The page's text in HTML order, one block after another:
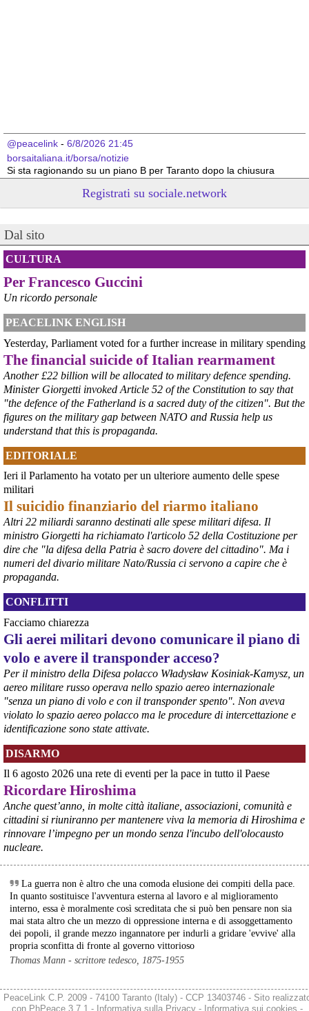
@peacelink - 6/8/2026 21:45
borsaitaliana.it/borsa/notizie
Si sta ragionando su un piano B per Taranto dopo la chiusura
cronachetarantine.it/index.php
il Governo ha manifestato l’intenzione di predisporre un
provvedimento straordinario per attenuare le conseguenze
economiche e sociali della prevista fermata dell’area a caldo e ha
chiesto alle rappresentanze del territorio di formulare proposte
concrete per definirne i contenuti. Casartigiani valuta positivamente
#ILVA #Taranto
@peacelink
6/8/2026 21:36
giornalerossoblu.it/ex-ilva-sc
Nel tavolo convocato al Ministero delle Imprese e del Made in Italy,
il Governo ha annunciato l’intenzione di predisporre un
provvedimento straordinario per attenuare le conseguenze
economiche e sociali dello stop dell’area a caldo, invitando le
rappresentanze del territorio a presentare proposte operative.
#ILVA #Taranto
Ultimi cento milioni di euro per l’ex Ilva, poi non saranno più
possibili nuovi aiuti di Stato. Lo ha confermato il ministro Adolfo
Urso durante l’incontro al Mimit con le imprese dell’indotto: la
tranche conclusiva del prestito autorizzato dall’Unione europea
dovrà essere erogata entro il 9 agosto e restituita dal futuro
acquirente.
Fonte: Studio100
#ILVA #UE
@peacelink - 6/8/2026 21:08
Il governatore di Puglia Decaro esce dal vertice al Mimit più
preoccupato di come era entrato, lamentando l’assenza di certezze
sulla procedura di gara e ribadendo la necessità di un ruolo diretto
dello Stato.
Anche il sindaco di Taranto, Bitetti, chiede un piano industriale
chiaro, garanzie sulla salute e strumenti di tutela per i lavoratori
dell’area a freddo. La Provincia parla di un tavolo “senza decisioni”.
Fonte: Cronache Tarantine
@peacelink - 6/8/2026 21:08
Registrati su sociale.network
Dal sito
CULTURA
Per Francesco Guccini
Un ricordo personale
PEACELINK ENGLISH
Yesterday, Parliament voted for a further increase in military spending
The financial suicide of Italian rearmament
Another £22 billion will be allocated to military defence spending.
Minister Giorgetti invoked Article 52 of the Constitution to say that
"the defence of the Fatherland is a sacred duty of the citizen". But the
figures on the military gap between NATO and Russia help us
understand that this is propaganda.
EDITORIALE
Ieri il Parlamento ha votato per un ulteriore aumento delle spese
militari
Il suicidio finanziario del riarmo italiano
Altri 22 miliardi saranno destinati alle spese militari difesa. Il
ministro Giorgetti ha richiamato l'articolo 52 della Costituzione per
dire che "la difesa della Patria è sacro dovere del cittadino". Ma i
numeri del divario militare Nato/Russia ci servono a capire che è
propaganda.
CONFLITTI
Facciamo chiarezza
Gli aerei militari devono comunicare il piano di
volo e avere il transponder acceso?
Per il ministro della Difesa polacco Władysław Kosiniak-Kamysz, un
aereo militare russo operava nello spazio aereo internazionale
"senza un piano di volo e con il transponder spento". Non aveva
violato lo spazio aereo polacco ma le procedure di intercettazione e
identificazione sono state attivate.
DISARMO
Il 6 agosto 2026 una rete di eventi per la pace in tutto il Paese
Ricordare Hiroshima
Anche quest’anno, in molte città italiane, associazioni, comunità e
cittadini si riuniranno per mantenere viva la memoria di Hiroshima e
rinnovare l’impegno per un mondo senza l'incubo dell'olocausto
nucleare.
La guerra non è altro che una comoda elusione dei compiti della pace.
In quanto sostituisce l'avventura esterna al lavoro e al miglioramento
interno, essa è moralmente così screditata che si può ben pensare non sia
mai stata altro che un mezzo di oppressione interna e di assoggettamento
dei popoli, il grande mezzo ingannatore per indurli a gridare 'evvive' alla
propria sconfitta di fronte al governo vittorioso
Thomas Mann - scrittore tedesco, 1875-1955
PeaceLink C.P. 2009 - 74100 Taranto (Italy) - CCP 13403746 - Sito
con PhPeace 3.7.1 - Informativa sulla Privacy- Informativa sui cookies -